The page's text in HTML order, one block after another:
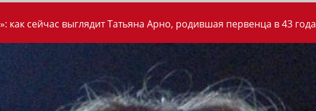
как сейчас выглядит Татьяна Арно, родившая первенца в 43 года